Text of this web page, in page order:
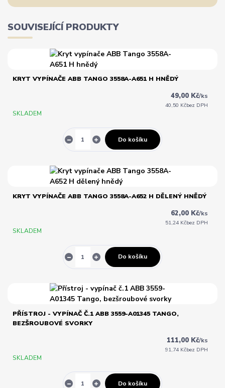
SOUVISEJÍCÍ PRODUKTY
KRYT VYPÍNAČE ABB TANGO 3558A-A651 H HNĚDÝ
49,00 Kč/ks
40,50 Kčbez DPH
SKLADEM
Do košíku
KRYT VYPÍNAČE ABB TANGO 3558A-A652 H DĚLENÝ HNĚDÝ
62,00 Kč/ks
51,24 Kčbez DPH
SKLADEM
Do košíku
PŘÍSTROJ - VYPÍNAČ Č.1 ABB 3559-A01345 TANGO,
BEZŠROUBOVÉ SVORKY
111,00 Kč/ks
91,74 Kčbez DPH
SKLADEM
Do košíku